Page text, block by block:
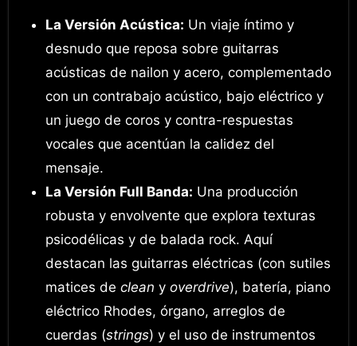
La Versión Acústica: Un viaje íntimo y
desnudo que reposa sobre guitarras
acústicas de nailon y acero, complementado
con un contrabajo acústico, bajo eléctrico y
un juego de coros y contra-respuestas
vocales que acentúan la calidez del
mensaje.
La Versión Full Banda: Una producción
robusta y envolvente que explora texturas
psicodélicas y de balada rock. Aquí
destacan las guitarras eléctricas (con sutiles
matices de clean y overdrive), batería, piano
eléctrico Rhodes, órgano, arreglos de
cuerdas (strings) y el uso de instrumentos